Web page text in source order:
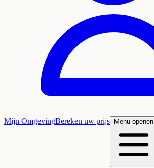
Mijn OmgevingBereken uw prijs Menu openen